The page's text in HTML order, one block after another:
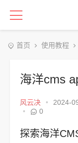
首页 使用教程
海洋cms
风云决 • 2024-
•
0
探索海洋